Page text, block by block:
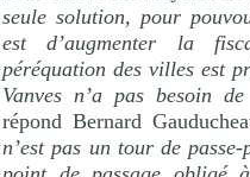
seule solution, pour
est d’augmenter la
péréquation des villes est
Vanves n’a pas besoin
répond Bernard
n’est pas un tour de